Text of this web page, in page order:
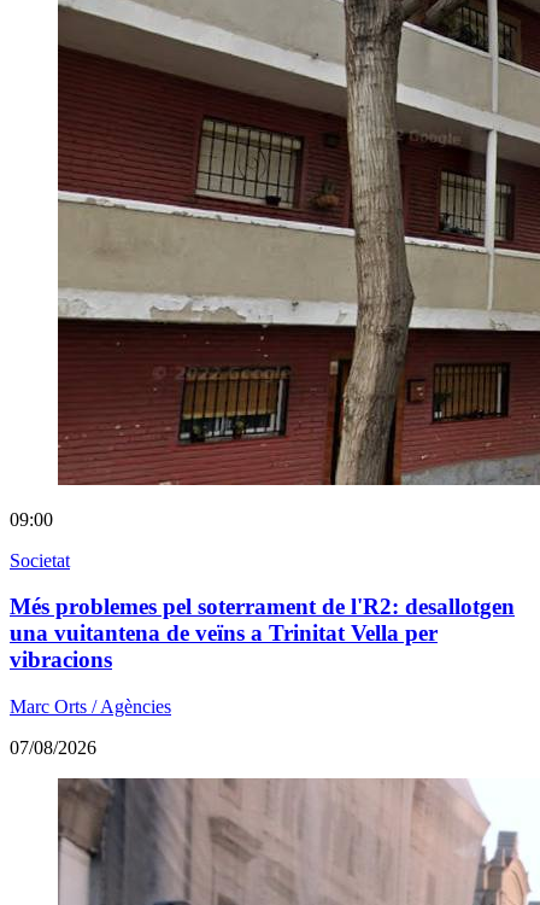
09:00
Societat
Més problemes pel soterrament de l'R2: desallotgen
una vuitantena de veïns a Trinitat Vella per
vibracions
Marc Orts / Agències
07/08/2026